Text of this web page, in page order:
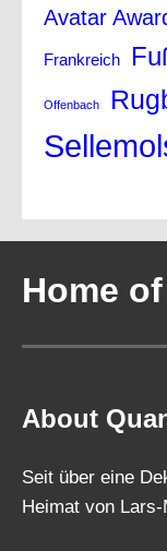
Avatar
Frankreich
Offenbach
Home
About
Seit über eine
Heimat von